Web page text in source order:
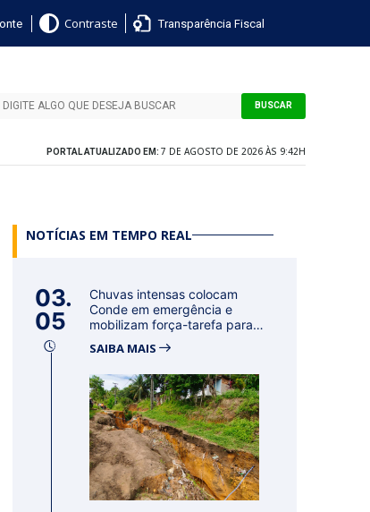
Contraste Transparência Fiscal
BUSCAR
PORTAL ATUALIZADO EM: 7 DE AGOSTO DE 2026 ÀS 9:42H
NOTÍCIAS EM TEMPO REAL
03.
05
Chuvas intensas colocam
Conde em emergência e
mobilizam força-tarefa para
SAIBA MAIS